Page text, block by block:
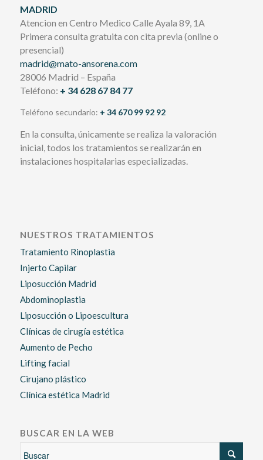
MADRID
Atencion en Centro Medico Calle Ayala 89, 1A
Primera consulta gratuita con cita previa (online o
presencial)
madrid@mato-ansorena.com
28006 Madrid – España
Teléfono: + 34 628 67 84 77
Teléfono secundario: + 34 670 99 92 92
En la consulta, únicamente se realiza la valoración
inicial, todos los tratamientos se realizarán en
instalaciones hospitalarias especializadas.
NUESTROS TRATAMIENTOS
Tratamiento Rinoplastia
Injerto Capilar
Liposucción Madrid
Abdominoplastia
Liposucción o Lipoescultura
Clínicas de cirugía estética
Aumento de Pecho
Lifting facial
Cirujano plástico
Clínica estética Madrid
BUSCAR EN LA WEB